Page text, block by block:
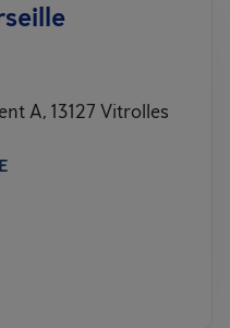
A, 13127 Vitrolles